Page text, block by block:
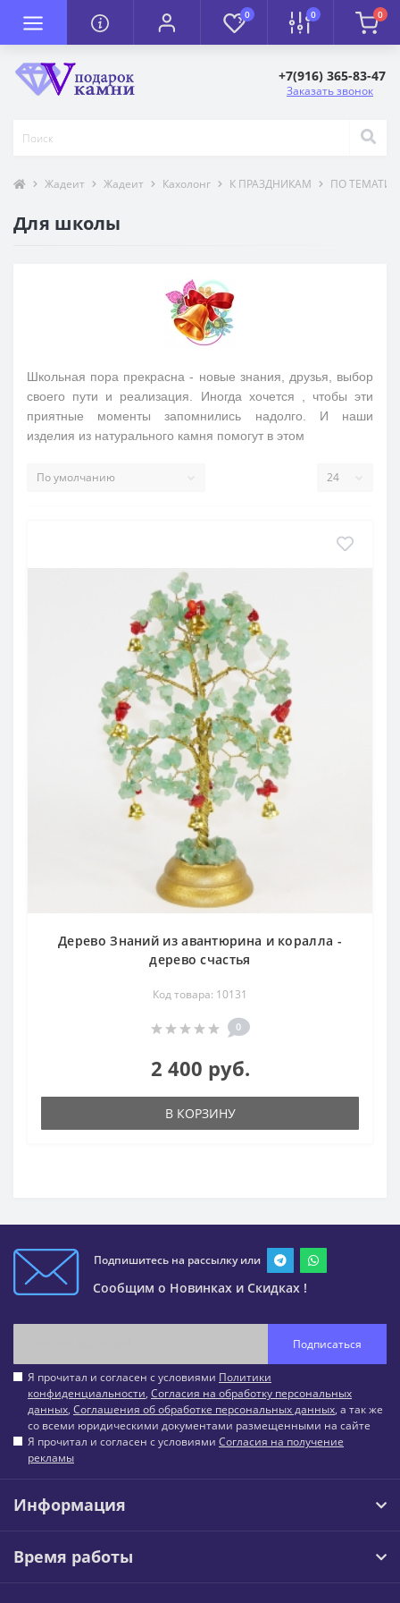
0 0 0
+7(916) 365-83-47
Заказать звонок
Жадеит Жадеит Кахолонг К ПРАЗДНИКАМ ПО
Для школы
Школьная пора прекрасна - новые знания, друзья, выбор
своего пути и реализация. Иногда хочется , чтобы эти
приятные моменты запомнились надолго. И наши
изделия из натурального камня помогут в этом
Дерево Знаний из авантюрина и коралла -
дерево счастья
Код товара: 10131
0
2 400 руб.
В КОРЗИНУ
Подпишитесь на рассылку или
Сообщим о Новинках и Скидках !
Подписаться
Я прочитал и согласен с условиями Политики
конфиденциальности, Согласия на обработку персональных
данных, Соглашения об обработке персональных данных, а так же
со всеми юридическими документами размещенными на сайте
Я прочитал и согласен с условиями Согласия на получение
рекламы
Информация
Время работы